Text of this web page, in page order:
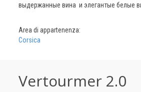
выдержанные вина и элегантые белые
Area di appartenenza:
Corsica
Vertourmer 2.0